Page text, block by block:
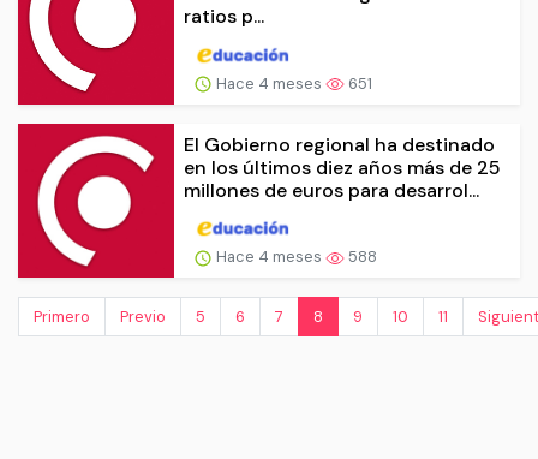
ratios p...
Hace 4 meses 651
El Gobierno regional ha destinado
en los últimos diez años más de 25
millones de euros para desarrol...
Hace 4 meses 588
Primero Previo 5 6 7 8 9 10 11